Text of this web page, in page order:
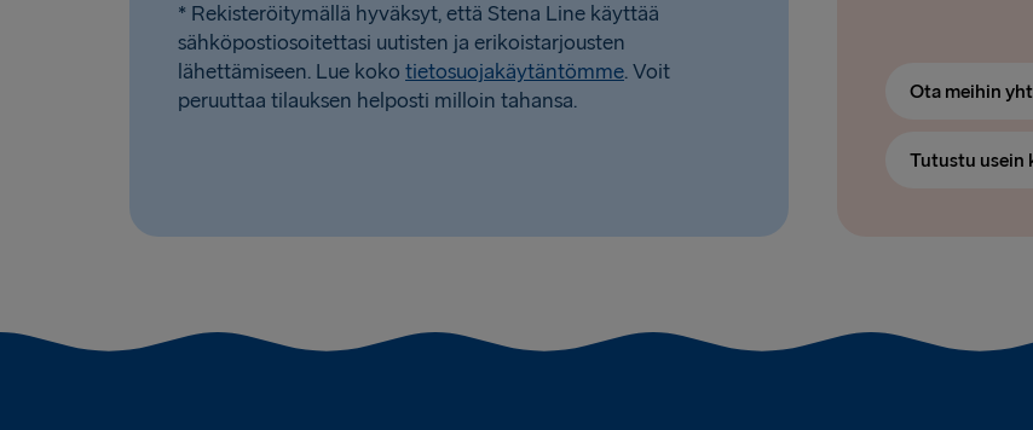
* Rekisteröitymällä hyväksyt, että Stena Line käyttää
sähköpostiosoitettasi uutisten ja erikoistarjousten
lähettämiseen. Lue koko tietosuojakäytäntömme. Voit
peruuttaa tilauksen helposti milloin tahansa.
Ota meihin
Tutustu usein